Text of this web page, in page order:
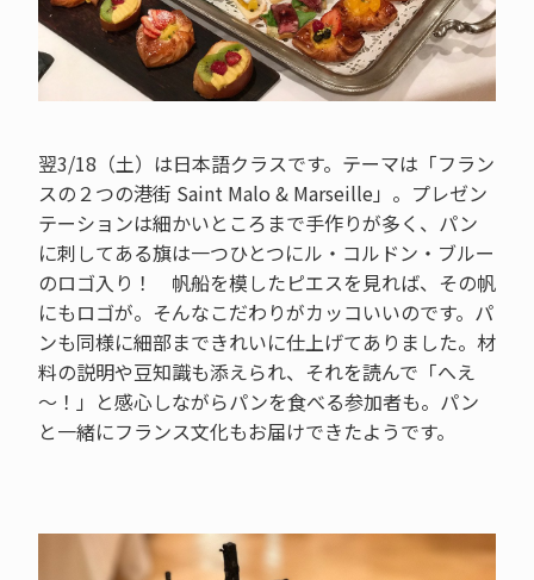
翌3/18（土）は日本語クラスです。テーマは「フラン
スの２つの港街 Saint Malo & Marseille」。プレゼン
テーションは細かいところまで手作りが多く、パン
に刺してある旗は一つひとつにル・コルドン・ブルー
のロゴ入り！ 帆船を模したピエスを見れば、その帆
にもロゴが。そんなこだわりがカッコいいのです。パ
ンも同様に細部まできれいに仕上げてありました。材
料の説明や豆知識も添えられ、それを読んで「へえ
～！」と感心しながらパンを食べる参加者も。パン
と一緒にフランス文化もお届けできたようです。